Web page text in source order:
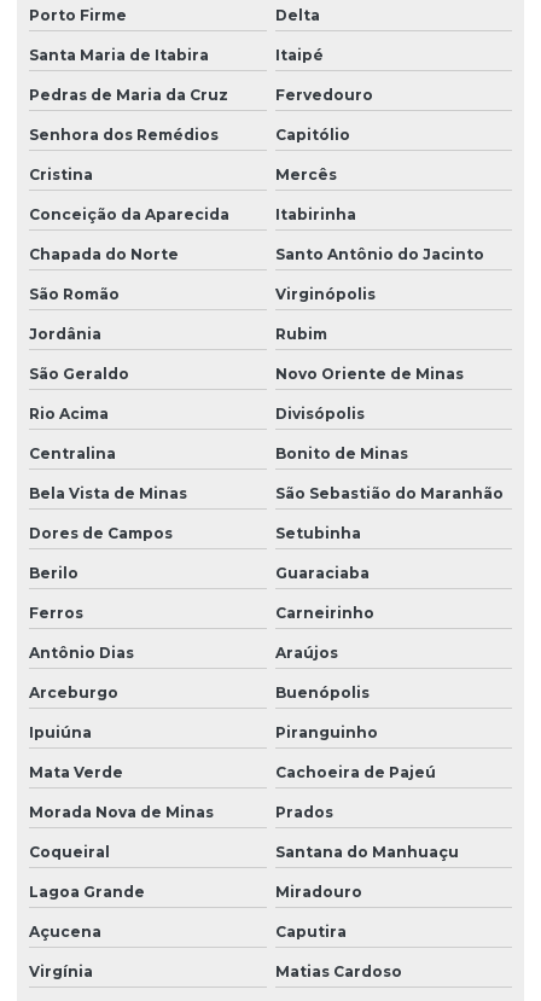
Porto Firme Delta
Santa Maria de Itabira Itaipé
Pedras de Maria da Cruz Fervedouro
Senhora dos Remédios Capitólio
Cristina Mercês
Conceição da Aparecida Itabirinha
Chapada do Norte Santo Antônio do Jacinto
São Romão Virginópolis
Jordânia Rubim
São Geraldo Novo Oriente de Minas
Rio Acima Divisópolis
Centralina Bonito de Minas
Bela Vista de Minas São Sebastião do Maranhão
Dores de Campos Setubinha
Berilo Guaraciaba
Ferros Carneirinho
Antônio Dias Araújos
Arceburgo Buenópolis
Ipuiúna Piranguinho
Mata Verde Cachoeira de Pajeú
Morada Nova de Minas Prados
Coqueiral Santana do Manhuaçu
Lagoa Grande Miradouro
Açucena Caputira
Virgínia Matias Cardoso